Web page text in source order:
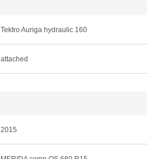
Tektro Auriga hydraulic 160
attached
2015